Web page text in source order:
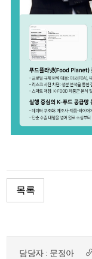
목록
담당자 : 문정아